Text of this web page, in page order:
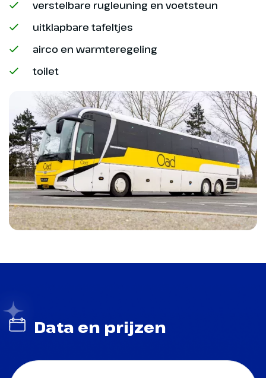
verstelbare rugleuning en voetsteun
uitklapbare tafeltjes
airco en warmteregeling
toilet
Data en prijzen